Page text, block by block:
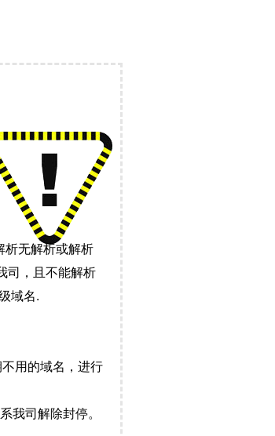
析无解析或解析
司，且不能解析
域名.
不用的域名，进行
我司解除封停。